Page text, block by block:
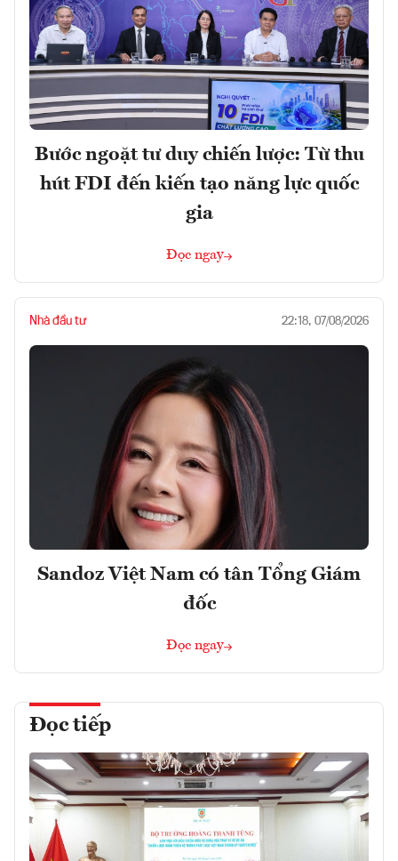
Bước ngoặt tư duy chiến lược: Từ thu
hút FDI đến kiến tạo năng lực quốc
gia
Đọc ngay
Nhà đầu tư 22:18, 07/08/2026
Sandoz Việt Nam có tân Tổng Giám
đốc
Đọc ngay
Đọc tiếp